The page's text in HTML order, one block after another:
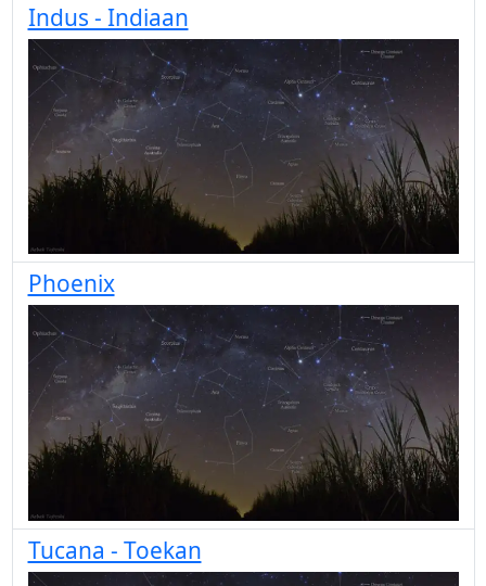
Indus - Indiaan
Phoenix
Tucana - Toekan